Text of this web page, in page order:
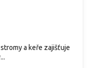
a keře zajišťuje